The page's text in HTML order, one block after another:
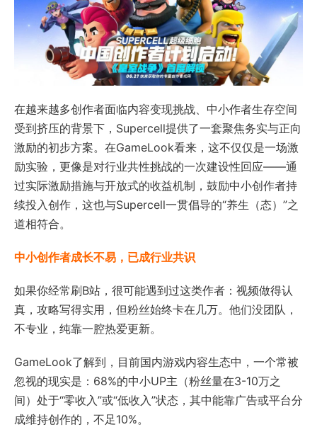
在越来越多创作者面临内容变现挑战、中小作者生存空间
受到挤压的背景下，Supercell提供了一套聚焦务实与正向
激励的初步方案。在GameLook看来，这不仅仅是一场激
励实验，更像是对行业共性挑战的一次建设性回应——通
过实际激励措施与开放式的收益机制，鼓励中小创作者持
续投入创作，这也与Supercell一贯倡导的“养生（态）”之
道相符合。
中小创作者成长不易，已成行业共识
如果你经常刷B站，很可能遇到过这类作者：视频做得认
真，攻略写得实用，但粉丝始终卡在几万。他们没团队，
不专业，纯靠一腔热爱更新。
GameLook了解到，目前国内游戏内容生态中，一个常被
忽视的现实是：68%的中小UP主（粉丝量在3-10万之
间）处于“零收入”或“低收入”状态，其中能靠广告或平台分
成维持创作的，不足10%。